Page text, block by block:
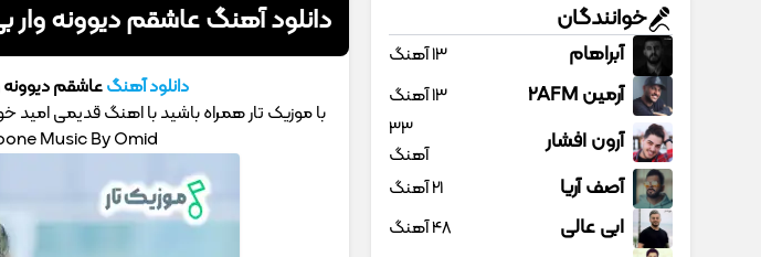
دانلود آهنگ عاشقم دیوونه وار
دانلود آهنگعاشقم دیوونه
با موزیک تار همراه باشید با اهنگ قدیمی امید خوش
Music By Omid
خوانندگان
آبراهام 13 آهنگ
آرمین 2AFM 13 آهنگ
آرون افشار
33
آهنگ
آصف آریا 21 آهنگ
ابی عالی 48 آهنگ